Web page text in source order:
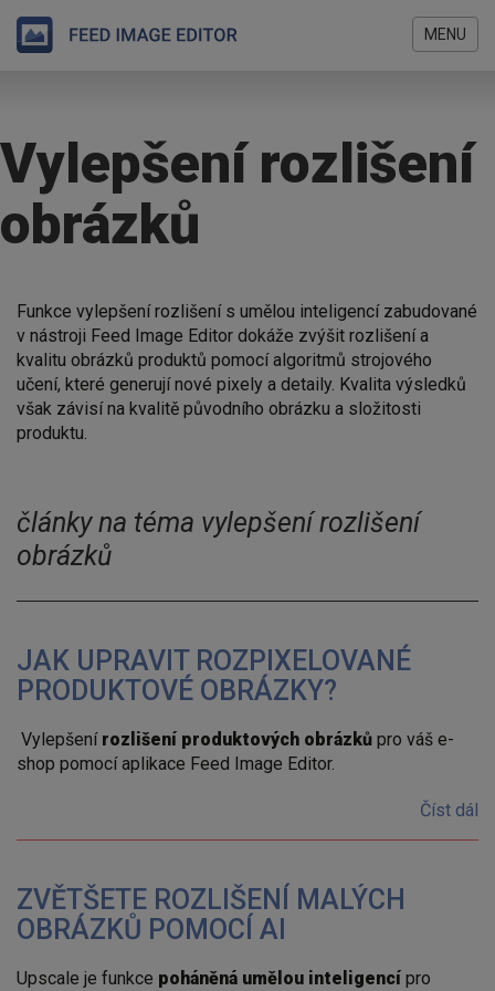
obsahu
MENU
Vylepšení rozlišení
obrázků
Funkce vylepšení rozlišení s umělou inteligencí zabudované
v nástroji Feed Image Editor dokáže zvýšit rozlišení a
kvalitu obrázků produktů pomocí algoritmů strojového
učení, které generují nové pixely a detaily. Kvalita výsledků
však závisí na kvalitě původního obrázku a složitosti
produktu.
články na téma vylepšení rozlišení
obrázků
JAK UPRAVIT ROZPIXELOVANÉ
PRODUKTOVÉ OBRÁZKY?
Vylepšení rozlišení produktových obrázků pro váš e-
shop pomocí aplikace Feed Image Editor.
Číst dál
ZVĚTŠETE ROZLIŠENÍ MALÝCH
OBRÁZKŮ POMOCÍ AI
Upscale je funkce poháněná umělou inteligencí pro